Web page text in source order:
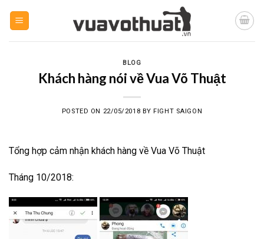
BLOG
Khách hàng nói về Vua Võ Thuật
POSTED ON 22/05/2018 BYFIGHT SAIGON
Tổng hợp cảm nhận khách hàng về Vua Võ Thuật
Tháng 10/2018: